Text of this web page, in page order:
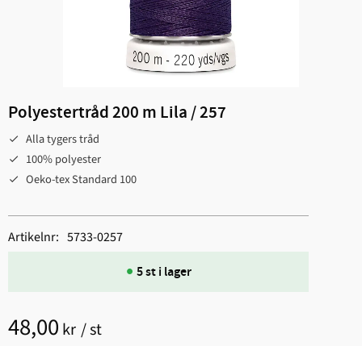
Polyestertråd 200 m Lila / 257
Alla tygers tråd
100% polyester
Oeko-tex Standard 100
48,00 kr /st
5 st i lager
Artikelnr 5733-0257